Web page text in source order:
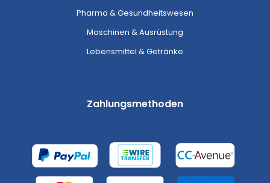
Pharma & Gesundheitswesen
Maschinen & Ausrüstung
Lebensmittel & Getränke
Zahlungsmethoden